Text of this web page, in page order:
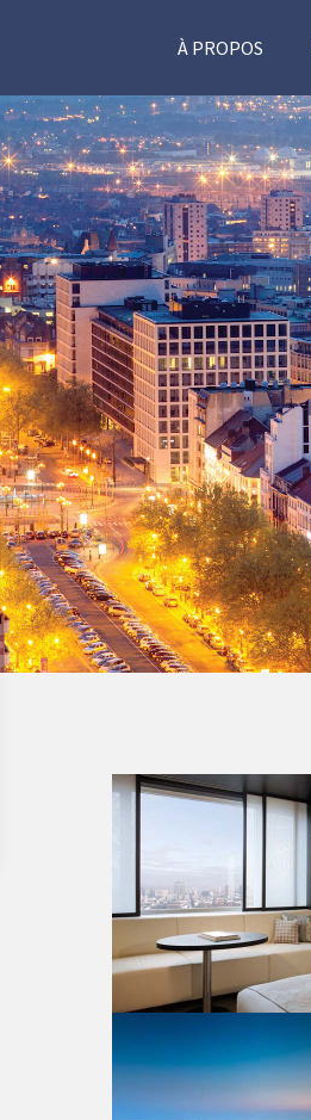
À PROPOS